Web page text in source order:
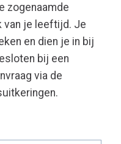
zogenaamde
van je leeftijd. Je
en dien je in bij
bij een
via de